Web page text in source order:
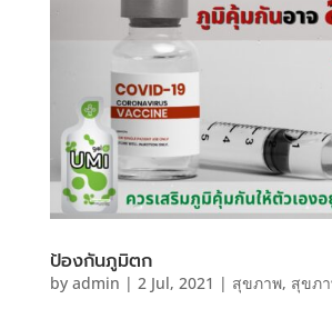
ป้องกันภูมิตก
by admin | 2 Jul, 2021 | สุขภาพ, สุขภ